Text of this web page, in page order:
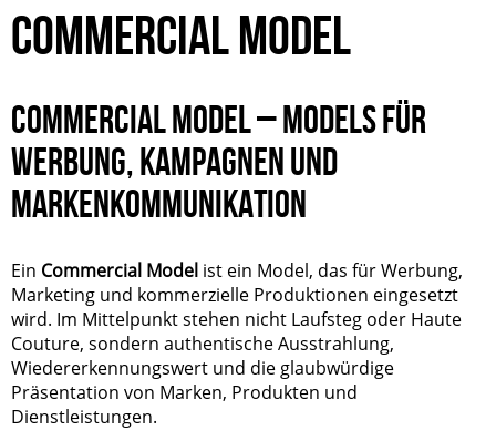
COMMERCIAL MODEL
COMMERCIAL MODEL – MODELS FÜR
WERBUNG, KAMPAGNEN UND
MARKENKOMMUNIKATION
Ein Commercial Model ist ein Model, das für Werbung,
Marketing und kommerzielle Produktionen eingesetzt
wird. Im Mittelpunkt stehen nicht Laufsteg oder Haute
Couture, sondern authentische Ausstrahlung,
Wiedererkennungswert und die glaubwürdige
Präsentation von Marken, Produkten und
Dienstleistungen.